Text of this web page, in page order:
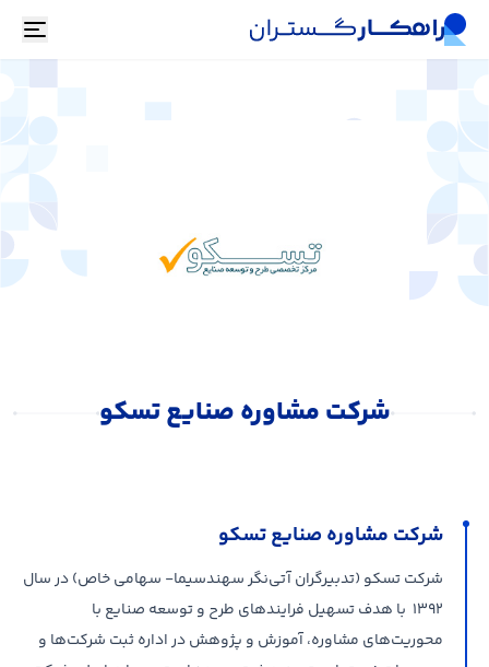
شرکت مشاوره صنایع تسکو
شرکت مشاوره صنایع تسکو
شرکت تسکو (تدبیرگران آتی‌نگر سهند‌سیما- سهامی خاص) در سال
۱۳۹۲ با هدف تسهیل فرایند‌های طرح و توسعه صنایع با
محوریت‌های مشاوره، آموزش و پژوهش در اداره ثبت شرکت‌ها و